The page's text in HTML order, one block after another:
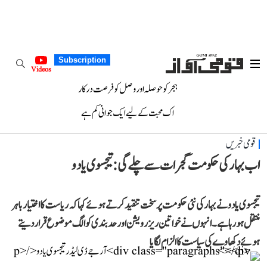
Subscription
Videos
ہجر کو حوصلہ اور وصل کو فرصت درکار
اک محبت کے لیے ایک جوانی کم ہے
قومی خبریں
اب بہار کی حکومت گجرات سے چلے گی: تیجسوی یادو
تیجسوی یادو نے بہار کی نئی حکومت پر سخت تنقید کرتے ہوئے کہا کہ ریاست کا اختیار باہر
منتقل ہو رہا ہے۔ انہوں نے خواتین ریزرویشن اور حدبندی کو الگ موضوع قرار دیتے
ہوئے دکھاوے کی سیاست کا الزام لگایا